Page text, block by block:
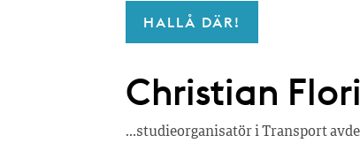
HALLÅ DÄR!
Christian
…studieorganisatör i Transport